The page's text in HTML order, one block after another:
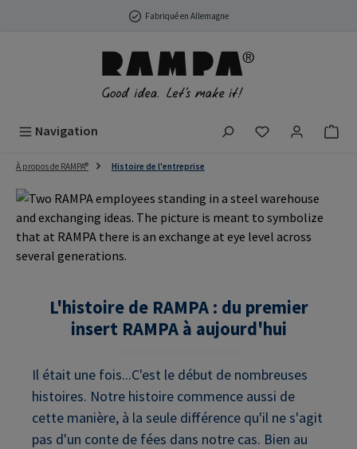
Passer au contenu principalFabriqué en Allemagne
Navigation Vous avez 0
À propos de RAMPA® Histoire de l'entreprise
L'histoire de RAMPA : du premier
insert RAMPA à aujourd'hui
Il était une fois...C'est le début de nombreuses
histoires. Notre histoire commence aussi de
cette manière, à la seule différence qu'il ne s'agit
pas d'un conte de fées dans notre cas. Bien au